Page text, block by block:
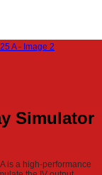
Simulator
is a high-performance